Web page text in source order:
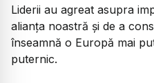
Liderii au agreat asupra
alianța noastră și de a
înseamnă o Europă mai
puternic.